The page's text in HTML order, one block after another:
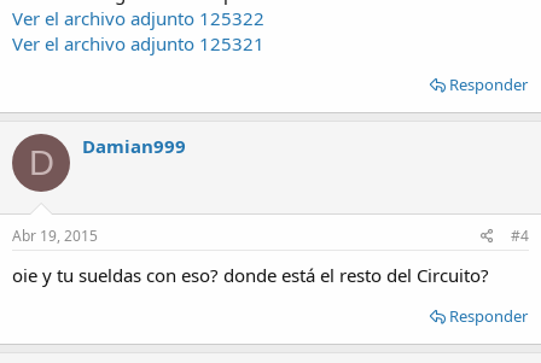
Ver el archivo adjunto 125322
Ver el archivo adjunto 125321
Responder
D Damian999
Abr 19, 2015 #4
oie y tu sueldas con eso? donde está el resto del Circuito?
Responder